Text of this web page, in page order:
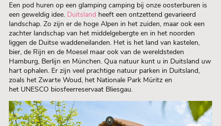
Een pod huren op een glamping camping bij onze oosterburen is
een geweldig idee. Duitsland heeft een ontzettend gevarieerd
landschap. Zo zijn er de hoge Alpen in het zuiden, maar ook een
zachter landschap van het middelgebergte en in het noorden
liggen de Duitse waddeneilanden. Het is het land van kastelen,
bier, de Rijn en de Moesel maar ook van de wereldsteden
Hamburg, Berlijn en München. Qua natuur kunt u in Duitsland uw
hart ophalen. Er zijn veel prachtige natuur parken in Duitsland,
zoals het Zwarte Woud, het Nationale Park Müritz en
het UNESCO biosfeerreservaat Bliesgau.